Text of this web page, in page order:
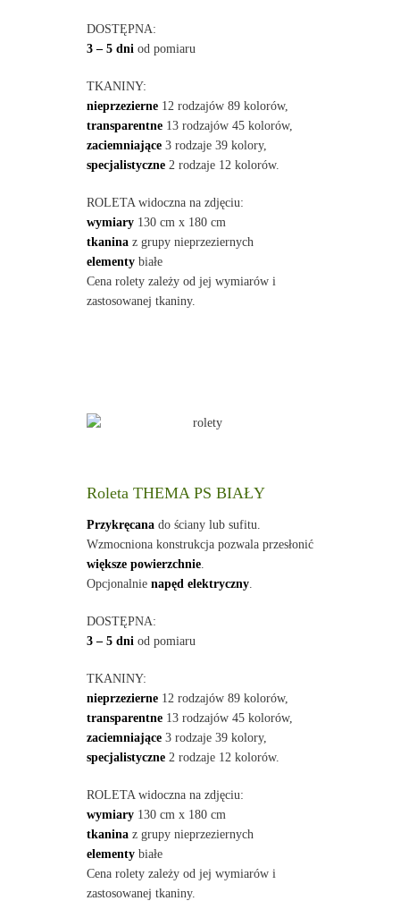
DOSTĘPNA:
3 – 5 dni od pomiaru
TKANINY:
nieprzezierne12 rodzajów 89 kolorów,
transparentne13 rodzajów 45 kolorów,
zaciemniające3 rodzaje 39 kolory,
specjalistyczne2 rodzaje 12 kolorów.
ROLETA widoczna na zdjęciu:
wymiary130 cm x 180 cm
tkaninaz grupy nieprzeziernych
elementybiałe
Cena rolety zależy od jej wymiarów i
zastosowanej tkaniny.
Roleta THEMA PS BIAŁY
Przykręcanado ściany lub sufitu.
Wzmocniona konstrukcja pozwala przesłonić
większe powierzchnie.
Opcjonalnie napęd elektryczny.
DOSTĘPNA:
3 – 5 dni od pomiaru
TKANINY:
nieprzezierne12 rodzajów 89 kolorów,
transparentne13 rodzajów 45 kolorów,
zaciemniające3 rodzaje 39 kolory,
specjalistyczne2 rodzaje 12 kolorów.
ROLETA widoczna na zdjęciu:
wymiary130 cm x 180 cm
tkaninaz grupy nieprzeziernych
elementybiałe
Cena rolety zależy od jej wymiarów i
zastosowanej tkaniny.